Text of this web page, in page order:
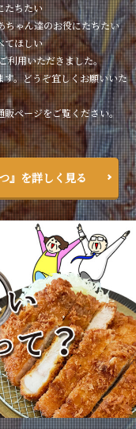
たちたい
ゃん達のお役にたちたい
てほしい
利用いただきました。
。どうぞ宜しくお願いいた
販ページをご覧ください。
』を詳しく見る